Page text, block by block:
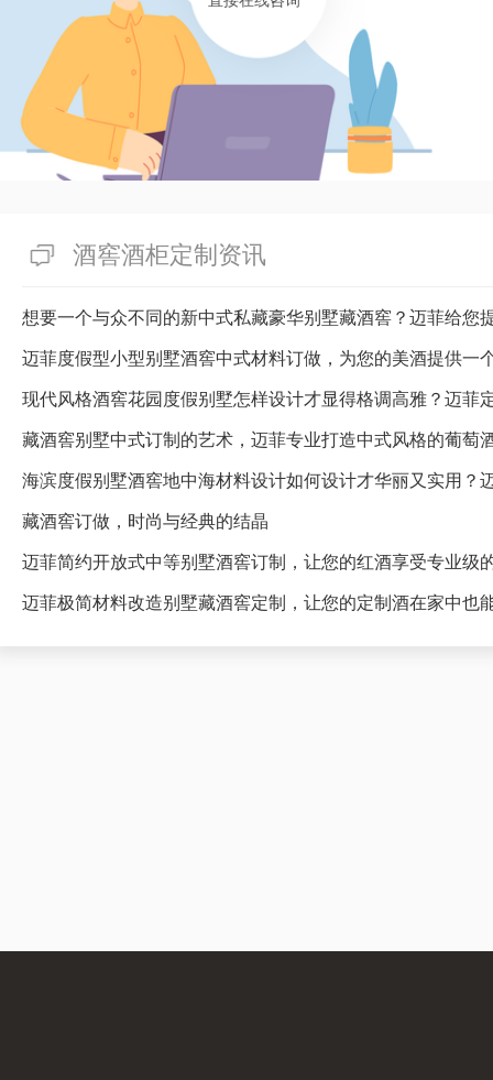
酒窖酒柜定制资讯
想要一个与众不同的新中式私藏豪华别墅藏酒窖？迈菲给您
迈菲度假型小型别墅酒窖中式材料订做，为您的美酒提供一
藏酒窖别墅中式订制的艺术，迈菲专业打造中式风格的葡萄
海滨度假别墅酒窖地中海材料设计如何设计才华丽又实用？
藏酒窖订做，时尚与经典的结晶
迈菲简约开放式中等别墅酒窖订制，让您的红酒享受专业级
迈菲极简材料改造别墅藏酒窖定制，让您的定制酒在家中也